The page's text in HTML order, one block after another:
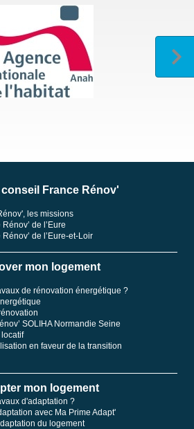
conseil France Rénov'
les missions
de l’Eure
de l’Eure-et-Loir
mon logement
de rénovation énergétique ?
SOLIHA Normandie Seine
en faveur de la transition
mon logement
d'adaptation ?
avec Ma Prime Adapt'
du logement